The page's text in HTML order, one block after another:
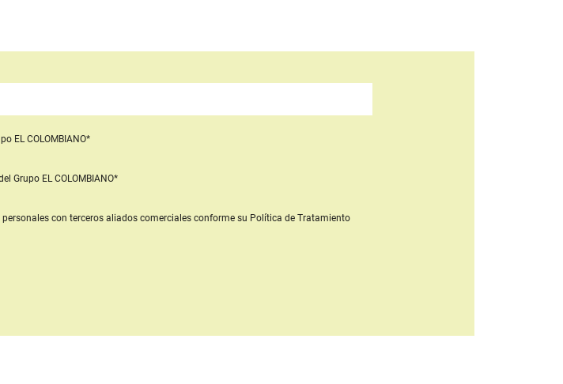
EL COLOMBIANO*
Grupo EL COLOMBIANO*
con terceros aliados comercialesconforme su Política de Tratamiento